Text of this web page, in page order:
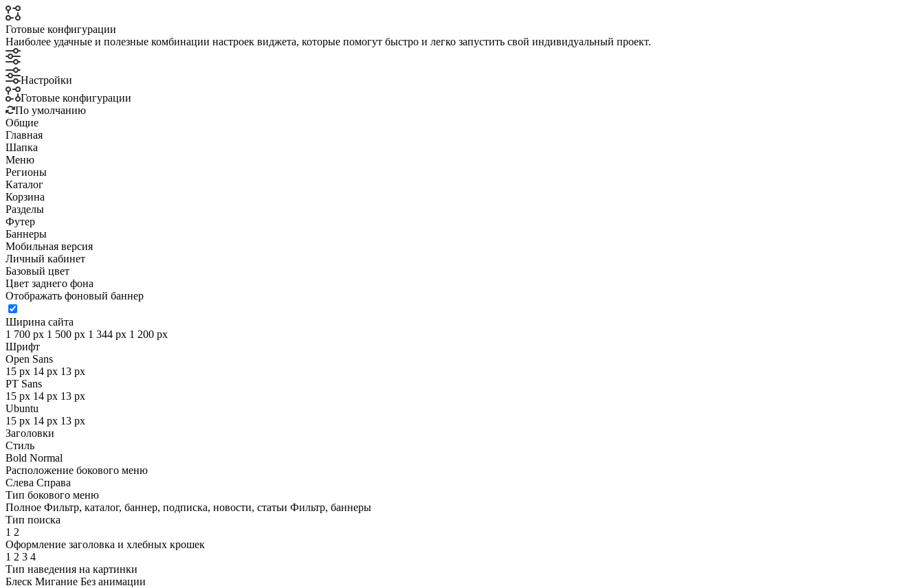
Готовые конфигурации
Наиболее удачные и полезные комбинации настроек виджета, которые помогут быстро и легко запустить свой индивидуальный проект.
Настройки
Готовые конфигурации
По умолчанию
Общие
Главная
Шапка
Меню
Регионы
Каталог
Корзина
Разделы
Футер
Баннеры
Мобильная версия
Личный кабинет
Базовый цвет
Цвет заднего фона
Отображать фоновый баннер
Ширина сайта
1 700 px 1 500 px 1 344 px 1 200 px
Шрифт
Open Sans
15 px 14 px 13 px
PT Sans
15 px 14 px 13 px
Ubuntu
15 px 14 px 13 px
Заголовки
Стиль
Bold Normal
Расположение бокового меню
Слева Справа
Тип бокового меню
Полное Фильтр, каталог, баннер, подписка, новости, статьи Фильтр, баннеры
Тип поиска
1 2
Оформление заголовка и хлебных крошек
1 2 3 4
Тип наведения на картинки
Блеск Мигание Без анимации